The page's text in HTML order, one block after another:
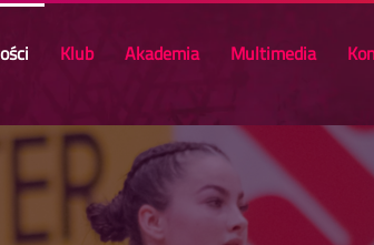
Klub Akademia Multimedia